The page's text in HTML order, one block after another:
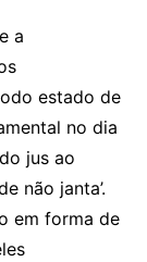
a
estado de
no dia
jus ao
não janta’.
em forma de